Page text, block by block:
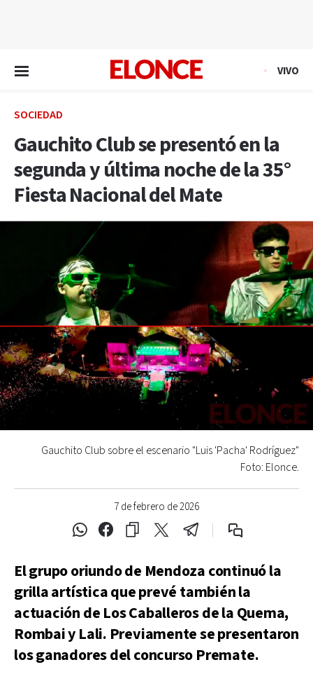
VIVO
SOCIEDAD
Gauchito Club se presentó en la
segunda y última noche de la 35°
Fiesta Nacional del Mate
7 de febrero de 2026
Gauchito Club sobre el escenario "Luis 'Pacha' Rodríguez"
Foto: Elonce.
El grupo oriundo de Mendoza continuó la
grilla artística que prevé también la
actuación de Los Caballeros de la Quema,
Rombai y Lali. Previamente se presentaron
los ganadores del concurso Premate.